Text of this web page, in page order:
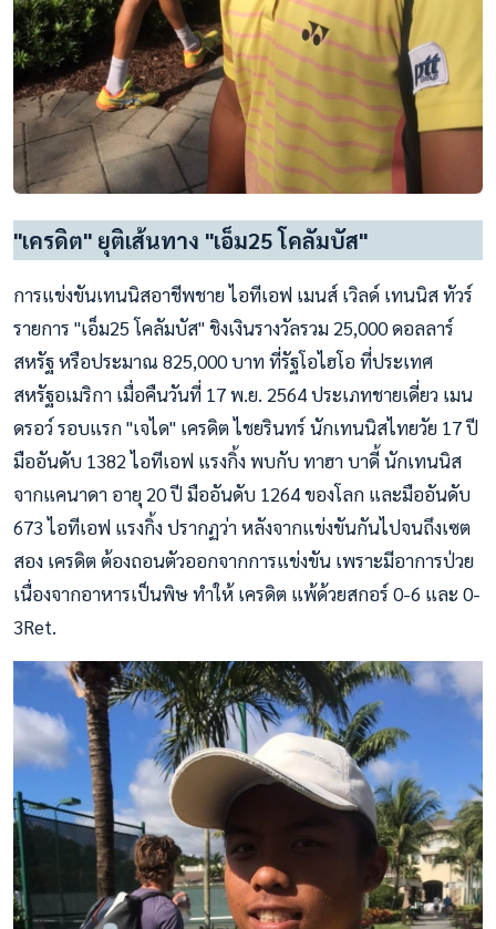
"เครดิต" ยุติเส้นทาง "เอ็ม25 โคลัมบัส"
การแข่งขันเทนนิสอาชีพชาย ไอทีเอฟ เมนส์ เวิลด์ เทนนิส ทัวร์
รายการ "เอ็ม25 โคลัมบัส" ชิงเงินรางวัลรวม 25,000 ดอลลาร์
สหรัฐ หรือประมาณ 825,000 บาท ที่รัฐโอไฮโอ ที่ประเทศ
สหรัฐอเมริกา เมื่อคืนวันที่ 17 พ.ย. 2564 ประเภทชายเดี่ยว เมน
ดรอว์ รอบแรก "เจได" เครดิต ไชยรินทร์ นักเทนนิสไทยวัย 17 ปี
มืออันดับ 1382 ไอทีเอฟ แรงกิ้ง พบกับ ทาฮา บาดี้ นักเทนนิส
จากแคนาดา อายุ 20 ปี มืออันดับ 1264 ของโลก และมืออันดับ
673 ไอทีเอฟ แรงกิ้ง ปรากฏว่า หลังจากแข่งขันกันไปจนถึงเซต
สอง เครดิต ต้องถอนตัวออกจากการแข่งขัน เพราะมีอาการป่วย
เนื่องจากอาหารเป็นพิษ ทำให้ เครดิต แพ้ด้วยสกอร์ 0-6 และ 0-
3Ret.